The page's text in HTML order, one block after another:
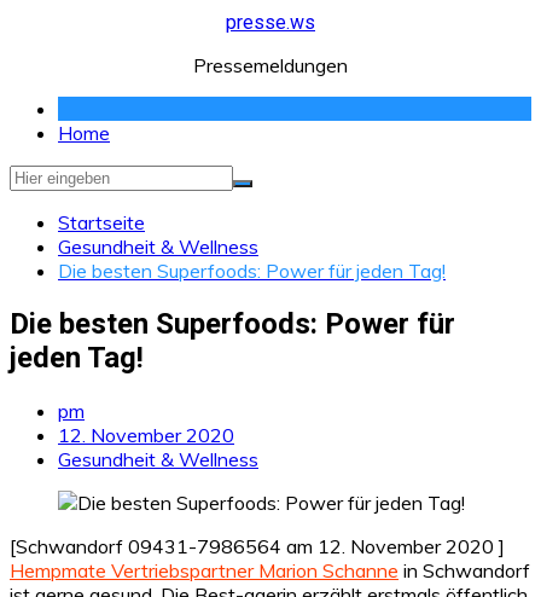
presse.ws
Pressemeldungen
Home
Startseite
Gesundheit & Wellness
Die besten Superfoods: Power für jeden Tag!
Die besten Superfoods: Power für
jeden Tag!
pm
12. November 2020
Gesundheit & Wellness
[Schwandorf 09431-7986564 am 12. November 2020 ]
Hempmate Vertriebspartner Marion Schanne in Schwandorf